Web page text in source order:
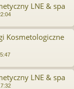
LNE & spa
Kosmetologiczne
LNE & spa